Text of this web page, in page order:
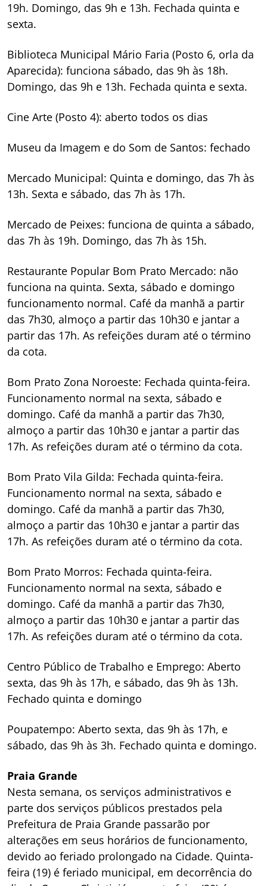
19h. Domingo, das 9h e 13h. Fechada quinta e
sexta.
Biblioteca Municipal Mário Faria (Posto 6, orla da
Aparecida): funciona sábado, das 9h às 18h.
Domingo, das 9h e 13h. Fechada quinta e sexta.
Cine Arte (Posto 4): aberto todos os dias
Museu da Imagem e do Som de Santos: fechado
Mercado Municipal: Quinta e domingo, das 7h às
13h. Sexta e sábado, das 7h às 17h.
Mercado de Peixes: funciona de quinta a sábado,
das 7h às 19h. Domingo, das 7h às 15h.
Restaurante Popular Bom Prato Mercado: não
funciona na quinta. Sexta, sábado e domingo
funcionamento normal. Café da manhã a partir
das 7h30, almoço a partir das 10h30 e jantar a
partir das 17h. As refeições duram até o término
da cota.
Bom Prato Zona Noroeste: Fechada quinta-feira.
Funcionamento normal na sexta, sábado e
domingo. Café da manhã a partir das 7h30,
almoço a partir das 10h30 e jantar a partir das
17h. As refeições duram até o término da cota.
Bom Prato Vila Gilda: Fechada quinta-feira.
Funcionamento normal na sexta, sábado e
domingo. Café da manhã a partir das 7h30,
almoço a partir das 10h30 e jantar a partir das
17h. As refeições duram até o término da cota.
Bom Prato Morros: Fechada quinta-feira.
Funcionamento normal na sexta, sábado e
domingo. Café da manhã a partir das 7h30,
almoço a partir das 10h30 e jantar a partir das
17h. As refeições duram até o término da cota.
Centro Público de Trabalho e Emprego: Aberto
sexta, das 9h às 17h, e sábado, das 9h às 13h.
Fechado quinta e domingo
Poupatempo: Aberto sexta, das 9h às 17h, e
sábado, das 9h às 3h. Fechado quinta e domingo.
Praia Grande
Nesta semana, os serviços administrativos e
parte dos serviços públicos prestados pela
Prefeitura de Praia Grande passarão por
alterações em seus horários de funcionamento,
devido ao feriado prolongado na Cidade. Quinta-
feira (19) é feriado municipal, em decorrência do